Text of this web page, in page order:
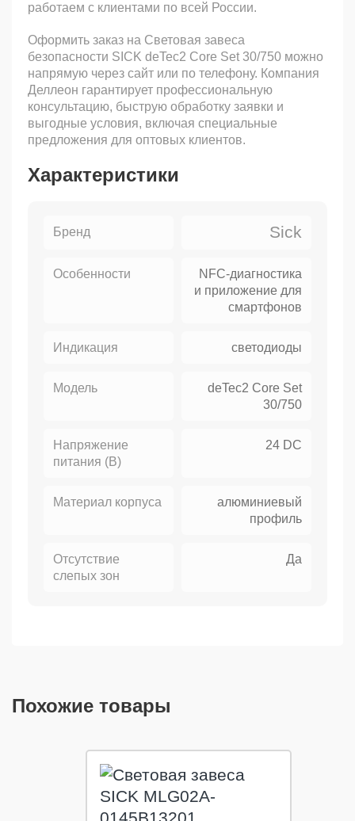
работаем с клиентами по всей России.
Оформить заказ на Световая завеса
безопасности SICK deTec2 Core Set 30/750 можно
напрямую через сайт или по телефону. Компания
Деллеон гарантирует профессиональную
консультацию, быструю обработку заявки и
выгодные условия, включая специальные
предложения для оптовых клиентов.
Характеристики
Бренд Sick
Особенности
NFC-диагностика
и приложение для
смартфонов
Индикация светодиоды
Модель
deTec2 Core Set
30/750
Напряжение
питания (В)
24 DC
Материал корпуса
алюминиевый
профиль
Отсутствие
слепых зон
Да
Похожие товары